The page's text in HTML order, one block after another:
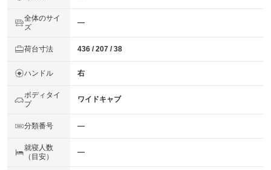
全体のサイ
ズ
―
荷台寸法 436 / 207 / 38
ハンドル 右
ボディタイ
プ
ワイドキャブ
分類番号 ―
就寝人数
（目安）
―